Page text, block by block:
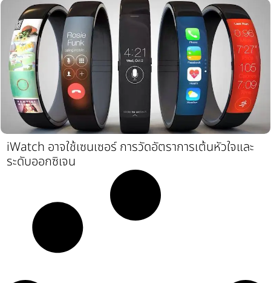
iWatch อาจใช้เซนเซอร์ การวัดอัตราการเต้นหัวใจและ
ระดับออกซิเจน